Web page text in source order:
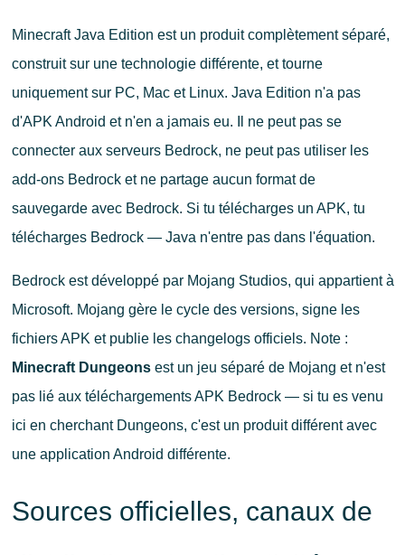
Minecraft Java Edition est un produit complètement séparé,
construit sur une technologie différente, et tourne
uniquement sur PC, Mac et Linux. Java Edition n'a pas
d'APK Android et n'en a jamais eu. Il ne peut pas se
connecter aux serveurs Bedrock, ne peut pas utiliser les
add-ons Bedrock et ne partage aucun format de
sauvegarde avec Bedrock. Si tu télécharges un APK, tu
télécharges Bedrock — Java n'entre pas dans l'équation.
Bedrock est développé par Mojang Studios, qui appartient à
Microsoft. Mojang gère le cycle des versions, signe les
fichiers APK et publie les changelogs officiels. Note :
Minecraft Dungeonsest un jeu séparé de Mojang et n'est
pas lié aux téléchargements APK Bedrock — si tu es venu
ici en cherchant Dungeons, c'est un produit différent avec
une application Android différente.
Sources officielles, canaux de